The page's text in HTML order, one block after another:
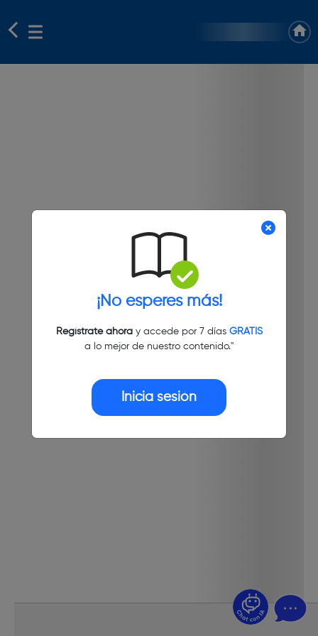
¡No esperes más!
Regístrate ahoray accede por 7 días GRATIS
a lo mejor de nuestro contenido."
Inicia sesión